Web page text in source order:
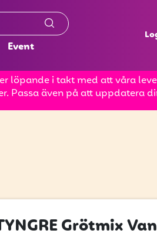
Event
i takt med att våra
Passa även på att uppdatera
Grötmix